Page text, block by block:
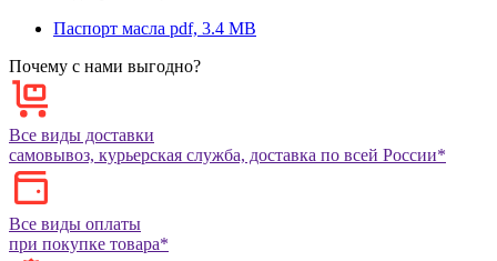
Паспорт масла pdf, 3.4 MB
Почему с нами выгодно?
Все виды доставки
самовывоз, курьерская служба, доставка по всей России*
Все виды оплаты
при покупке товара*